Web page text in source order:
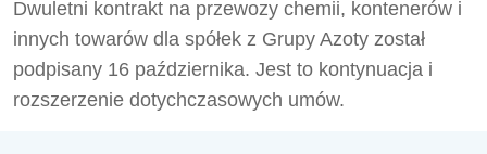
Dwuletni kontrakt na przewozy chemii, kontenerów i
innych towarów dla spółek z Grupy Azoty został
podpisany 16 października. Jest to kontynuacja i
rozszerzenie dotychczasowych umów.